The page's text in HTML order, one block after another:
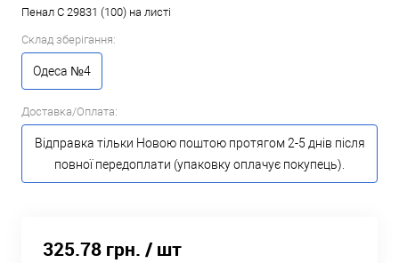
Пенал С 29831 (100) на листі
Склад зберігання:
Одеса №4
Доставка/Оплата:
Відправка тільки Новою поштою протягом 2-5 днів після
повної передоплати (упаковку оплачує покупець).
325.78 грн. / шт